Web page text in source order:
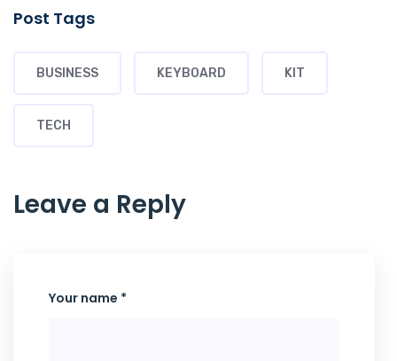
Post Tags
BUSINESS KEYBOARD KIT
TECH
Leave a Reply
Your name *